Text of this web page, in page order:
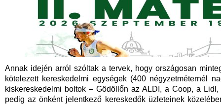
Annak idején arról szóltak a tervek, hogy országosan
kötelezett kereskedelmi egységek (400 négyzetméternél
kiskereskedelmi boltok – Gödöllőn az ALDI, a Coop, a
pedig az önként jelentkező kereskedők üzleteinek